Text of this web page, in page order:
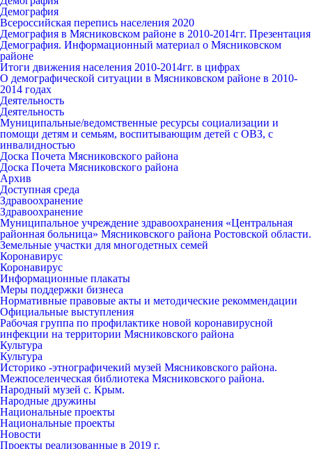
Демография
Всероссийская перепись населения 2020
Демография в Мясниковском районе в 2010-2014гг. Презентация
Демография. Информационный материал о Мясниковском
районе
Итоги движения населения 2010-2014гг. в цифрах
О демографической ситуации в Мясниковском районе в 2010-
2014 годах
Деятельность
Деятельность
Муниципальные/ведомственные ресурсы социализации и
помощи детям и семьям, воспитывающим детей с ОВЗ, с
инвалидностью
Доска Почета Мясниковского района
Доска Почета Мясниковского района
Архив
Доступная среда
Здравоохранение
Здравоохранение
Муниципальное учреждение здравоохранения «Центральная
районная больница» Мясниковского района Ростовской области.
Земельные участки для многодетных семей
Коронавирус
Коронавирус
Информационные плакаты
Меры поддержки бизнеса
Нормативные правовые акты и методические рекоммендации
Официальные выступления
Рабочая группа по профилактике новой коронавирусной
инфекции на территории Мясниковского района
Культура
Культура
Историко -этнографичекий музей Мясниковского района.
Межпоселенческая библиотека Мясниковского района.
Народный музей с. Крым.
Народные дружины
Национальные проекты
Национальные проекты
Новости
Проекты реализованные в 2019 г.